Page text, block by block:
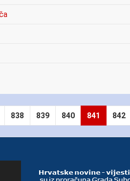
838 839 840 841 842